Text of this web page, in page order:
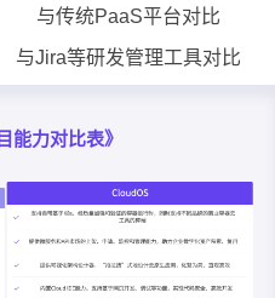
与传统PaaS平台对比
与Jira等研发管理工具对比
能力对比表》